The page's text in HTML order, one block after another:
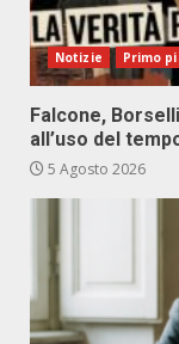
Notizie Primo
Falcone,
all’uso del
5 Agosto 2026